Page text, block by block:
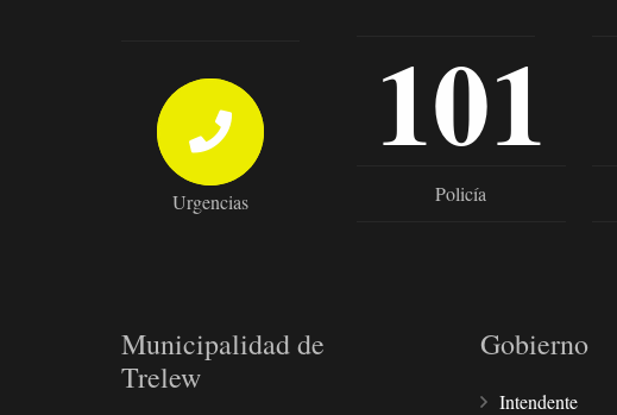
Urgencias
101
Policía
Municipalidad de
Trelew
Gobierno
Intendente